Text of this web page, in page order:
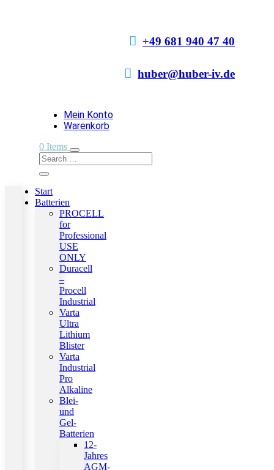
 +49 681 940 47 40
 huber@huber-iv.de
Mein Konto
Warenkorb
0 Items
Start
Batterien
PROCELL
for
Professional
USE
ONLY
Duracell
–
Procell
Industrial
Varta
Ultra
Lithium
Blister
Varta
Industrial
Pro
Alkaline
Blei-
und
Gel-
Batterien
12-
Jahres
AGM-